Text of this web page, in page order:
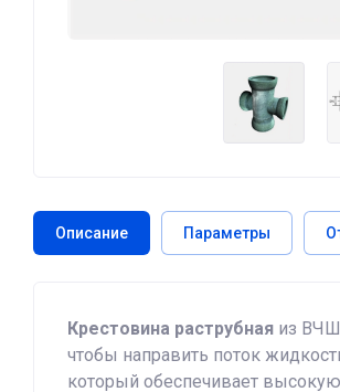
Описание Параметры
Крестовина раструбная из
чтобы направить поток
который обеспечивает